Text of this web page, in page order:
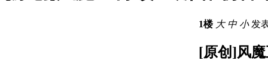
1楼 大 中 小发
[原创]风